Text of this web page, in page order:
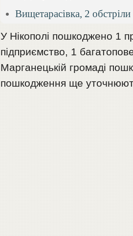
Вищетарасівка, 2 обстріли
У Нікополі пошкоджено 1
підприємство, 1
Марганецькій громаді
пошкодження ще